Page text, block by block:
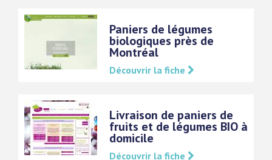
Paniers de légumes
biologiques près de
Montréal
Découvrir la fiche
Livraison de paniers de
fruits et de légumes BIO à
domicile
Découvrir la fiche